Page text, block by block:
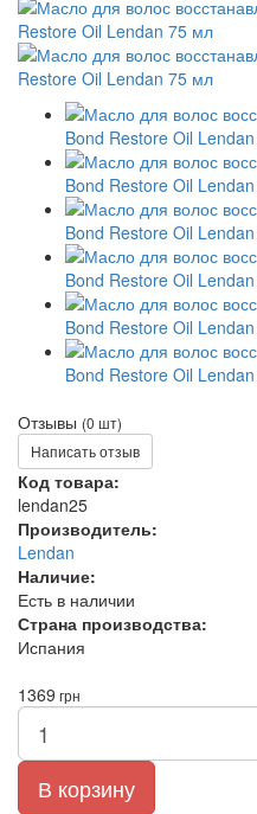
Отзывы (0 шт)
Написать отзыв
Код товара:
lendan25
Производитель:
Lendan
Наличие:
Есть в наличии
Страна производства:
Испания
1369 грн
В корзину